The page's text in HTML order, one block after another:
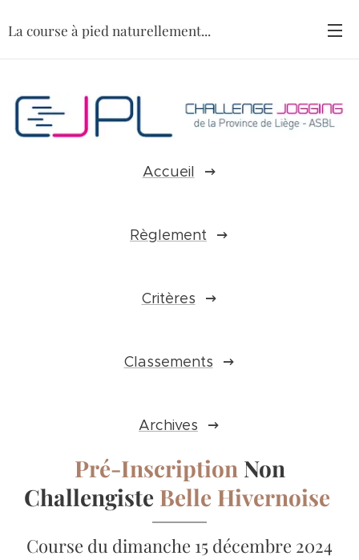
La course à pied naturellement...
Accueil
Règlement
Critères
Classements
Archives
Pré-Inscription Non
Challengiste Belle Hivernoise
Course du dimanche 15 décembre 2024